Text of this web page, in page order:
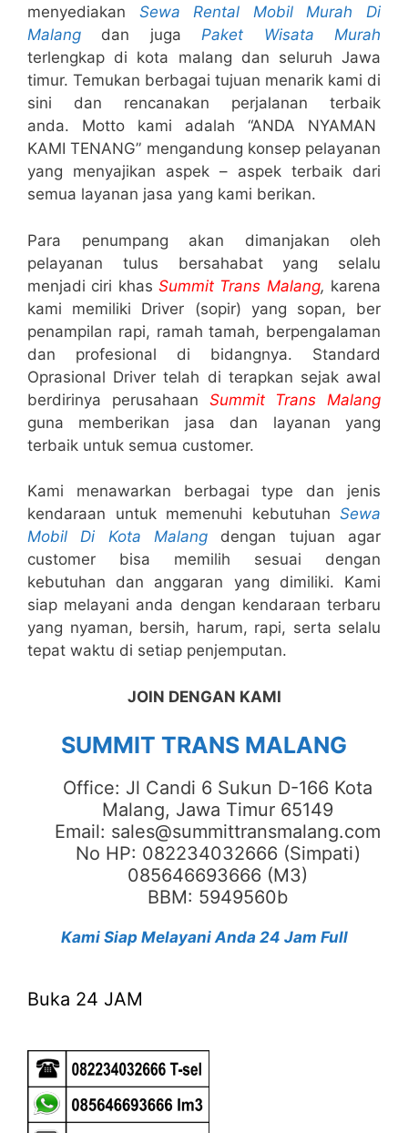
menyediakan Sewa Rental Mobil Murah Di
Malang
dan jugaPaket Wisata Murah
terlengkap di kota malang dan seluruh Jawa
timur. Temukan berbagai tujuan menarik kami di
sini dan rencanakan perjalanan terbaik
anda. Motto kami adalah “ANDA NYAMAN
KAMI TENANG” mengandung konsep pelayanan
yang menyajikan aspek – aspek terbaik dari
semua layanan jasa yang kami berikan.
Para penumpang akan dimanjakan oleh
pelayanan tulus bersahabat yang selalu
menjadi ciri khas Summit Trans Malang, karena
kami memiliki Driver (sopir) yang sopan, ber
penampilan rapi, ramah tamah, berpengalaman
dan profesional di bidangnya. Standard
Oprasional Driver telah di terapkan sejak awal
berdirinya perusahaan
Summit Trans Malang
guna memberikan jasa dan layanan yang
terbaik untuk semua customer.
Kami menawarkan berbagai type dan jenis
kendaraan untuk memenuhi kebutuhan Sewa
Mobil Di Kota Malang dengan tujuan agar
customer bisa memilih sesuai dengan
kebutuhan dan anggaran yang dimiliki. Kami
siap melayani anda dengan kendaraan terbaru
yang nyaman, bersih, harum, rapi, serta selalu
tepat waktu di setiap penjemputan.
JOIN DENGAN KAMI
SUMMIT TRANS MALANG
Office: Jl Candi 6 Sukun D-166 Kota
Malang, Jawa Timur 65149
Email: sales@summittransmalang.com
No HP: 082234032666 (Simpati)
085646693666 (M3)
BBM: 5949560b
Kami Siap Melayani Anda 24 Jam Full
Buka 24 JAM